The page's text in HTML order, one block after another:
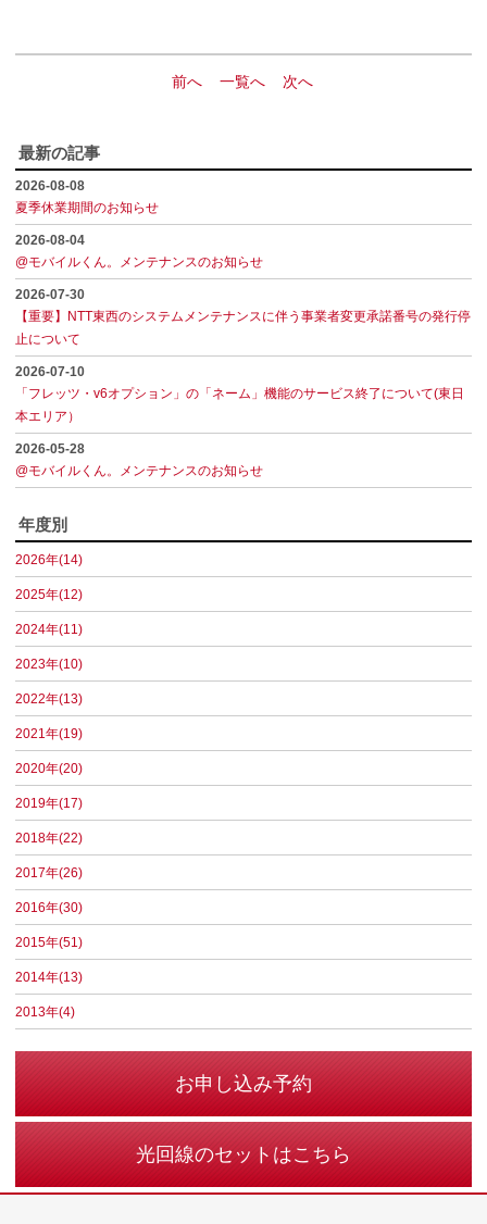
前へ 一覧へ 次へ
最新の記事
2026-08-08
夏季休業期間のお知らせ
2026-08-04
@モバイルくん。メンテナンスのお知らせ
2026-07-30
【重要】NTT東西のシステムメンテナンスに伴う事業者変更承諾番号の発行停
止について
2026-07-10
「フレッツ・v6オプション」の「ネーム」機能のサービス終了について(東日
本エリア）
2026-05-28
@モバイルくん。メンテナンスのお知らせ
年度別
2026年(14)
2025年(12)
2024年(11)
2023年(10)
2022年(13)
2021年(19)
2020年(20)
2019年(17)
2018年(22)
2017年(26)
2016年(30)
2015年(51)
2014年(13)
2013年(4)
お申し込み予約
光回線のセットはこちら